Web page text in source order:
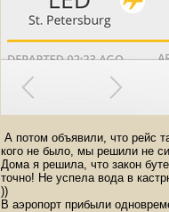
А потом объявили, что рейс
кого не было, мы решили не
Дома я решила, что закон
точно! Не успела вода в
))
В аэропорт прибыли